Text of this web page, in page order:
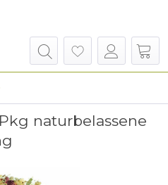
naturbelassene